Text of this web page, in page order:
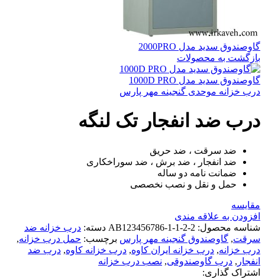
گاوصندوق سدید مدل 2000PRO
بازگشت به محصولات
گاوصندوق سدید مدل 1000D PRO
درب خزانه موحدی گنجینه مهر پارس
درب ضد انفجار تک لنگه
ضد سرقت ، ضد حریق
ضد انفجار ، ضد برش ، ضد سوراخکاری
ضمانت نامه دو ساله
حمل و نقل و نصب نخصصی
مقايسه
افزودن به علاقه مندی
شناسه محصول: AB123456786-1-1-2-2 دسته: درب خزانه ضد
سرقت, گاوصندوق گنجینه مهر پارس برچسب: حمل درب خزانه,
درب خزانه, درب خزانه ایران کاوه, درب خزانه کاوه, درب ضد
انفجار , درب گاوصندوقی, نصب درب خزانه
اشتراک گذاری: